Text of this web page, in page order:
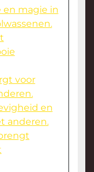
en magie in
voor
en
anderen.